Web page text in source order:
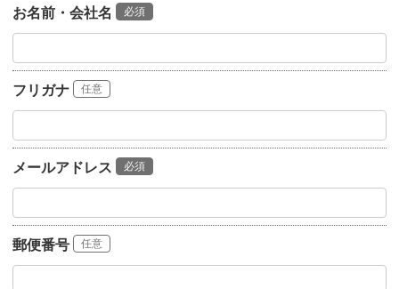
お名前・会社名 必須
フリガナ 任意
メールアドレス 必須
郵便番号 任意